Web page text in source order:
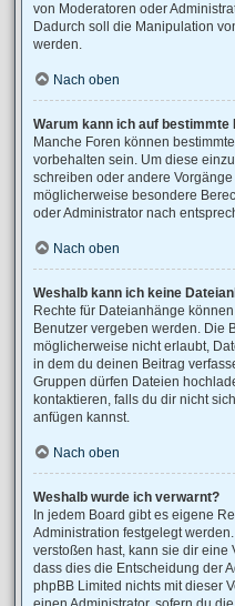
von Moderatoren oder
Dadurch soll die Manipulation
werden.
Nach oben
Warum kann ich auf bestimmte
Manche Foren können
vorbehalten sein. Um diese
schreiben oder andere
möglicherweise besondere
oder Administrator nach
Nach oben
Weshalb kann ich keine
Rechte für Dateianhänge
Benutzer vergeben werden. Die
möglicherweise nicht erlaubt,
in dem du deinen Beitrag
Gruppen dürfen Dateien
kontaktieren, falls du dir nicht
anfügen kannst.
Nach oben
Weshalb wurde ich verwarnt?
In jedem Board gibt es eigene
Administration festgelegt
verstoßen hast, kann sie dir eine
dass dies die Entscheidung der
phpBB Limited nichts mit dieser